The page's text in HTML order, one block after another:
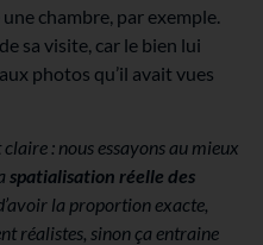
chambre, par exemple.
sa visite, car le bien lui
photos qu’il avait vues
: nous essayons au mieux
spatialisation réelle des
la proportion exacte,
réalistes, sinon ça entraine